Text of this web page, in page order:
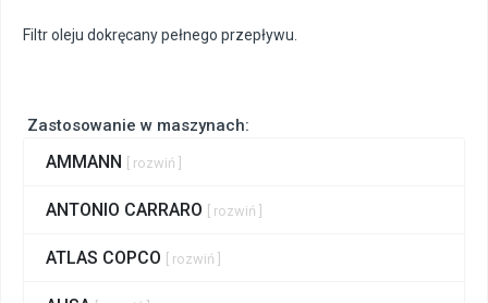
Zastosowanie w maszynach:
AMMANN [ rozwiń ]
ANTONIO CARRARO [ rozwiń ]
ATLAS COPCO [ rozwiń ]
Filtr oleju dokręcany pełnego przepływu.